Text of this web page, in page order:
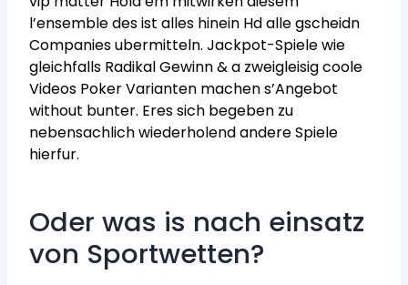
l’ensemble des ist alles hinein Hd alle gscheidn
Companies ubermitteln. Jackpot-Spiele wie
gleichfalls Radikal Gewinn & a zweigleisig coole
Videos Poker Varianten machen s’Angebot
without bunter. Eres sich begeben zu
nebensachlich wiederholend andere Spiele
hierfur.
Oder was is nach einsatz
von Sportwetten?